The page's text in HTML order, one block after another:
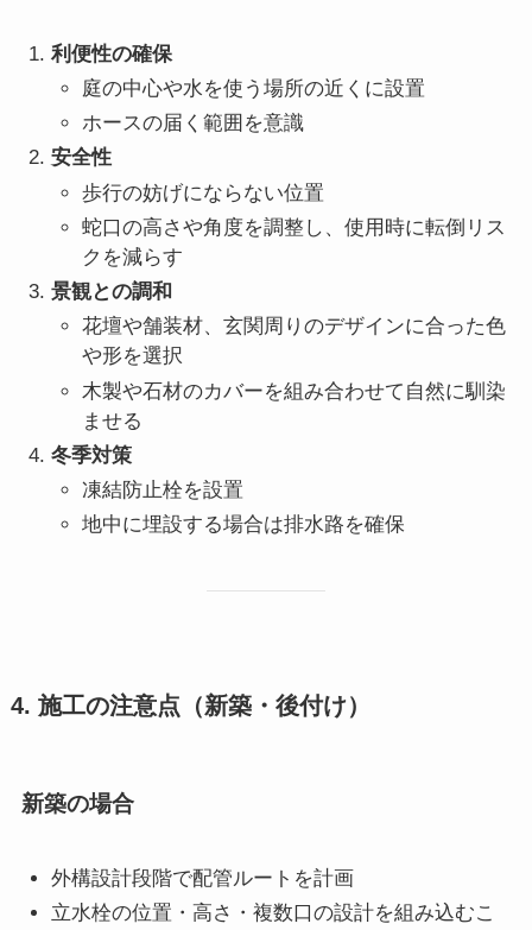
利便性の確保
庭の中心や水を使う場所の近くに設置
ホースの届く範囲を意識
安全性
歩行の妨げにならない位置
蛇口の高さや角度を調整し、使用時に転倒リス
クを減らす
景観との調和
花壇や舗装材、玄関周りのデザインに合った色
や形を選択
木製や石材のカバーを組み合わせて自然に馴染
ませる
冬季対策
凍結防止栓を設置
地中に埋設する場合は排水路を確保
4. 施工の注意点（新築・後付け）
新築の場合
外構設計段階で配管ルートを計画
立水栓の位置・高さ・複数口の設計を組み込むこ